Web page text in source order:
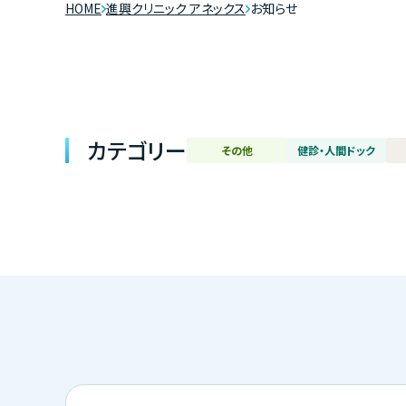
HOME 進興クリニック アネックス お知らせ
カテゴリー その他 健診・人間ドック